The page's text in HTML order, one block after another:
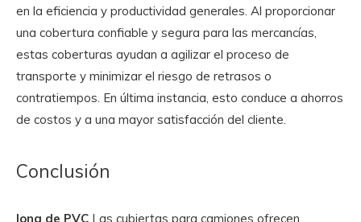
en la eficiencia y productividad generales. Al proporcionar
una cobertura confiable y segura para las mercancías,
estas coberturas ayudan a agilizar el proceso de
transporte y minimizar el riesgo de retrasos o
contratiempos. En última instancia, esto conduce a ahorros
de costos y a una mayor satisfacción del cliente.
Conclusión
lona de PVC Las cubiertas para camiones ofrecen